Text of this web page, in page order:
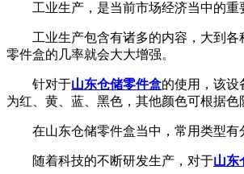
工业生产，是当前市场经济当中的重要
工业生产包含有诸多的内容，大到各
零件盒的几率就会大大增强。
针对于山东仓储零件盒的使用，该设
为红、黄、蓝、黑色，其他颜色可根据色
在山东仓储零件盒当中，常用类型有分
随着科技的不断研发生产，对于山东